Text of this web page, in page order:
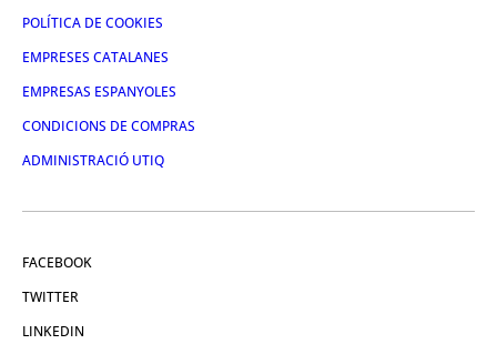
POLÍTICA DE COOKIES
EMPRESES CATALANES
EMPRESAS ESPANYOLES
CONDICIONS DE COMPRAS
ADMINISTRACIÓ UTIQ
FACEBOOK
TWITTER
LINKEDIN